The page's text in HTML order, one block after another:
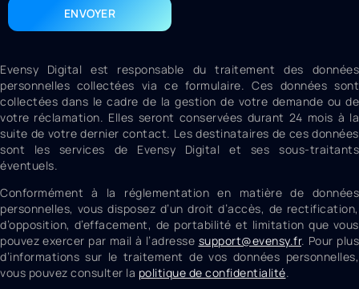
ENVOYER
Evensy Digital est responsable du traitement des données
personnelles collectées via ce formulaire. Ces données sont
collectées dans le cadre de la gestion de votre demande ou de
votre réclamation. Elles seront conservées durant 24 mois à la
suite de votre dernier contact. Les destinataires de ces données
sont les services de Evensy Digital et ses sous-traitants
éventuels.
Conformément à la réglementation en matière de données
personnelles, vous disposez d’un droit d’accès, de rectification,
d’opposition, d’effacement, de portabilité et limitation que vous
pouvez exercer par mail à l’adresse support@evensy.fr. Pour plus
d’informations sur le traitement de vos données personnelles,
vous pouvez consulter la politique de confidentialité.